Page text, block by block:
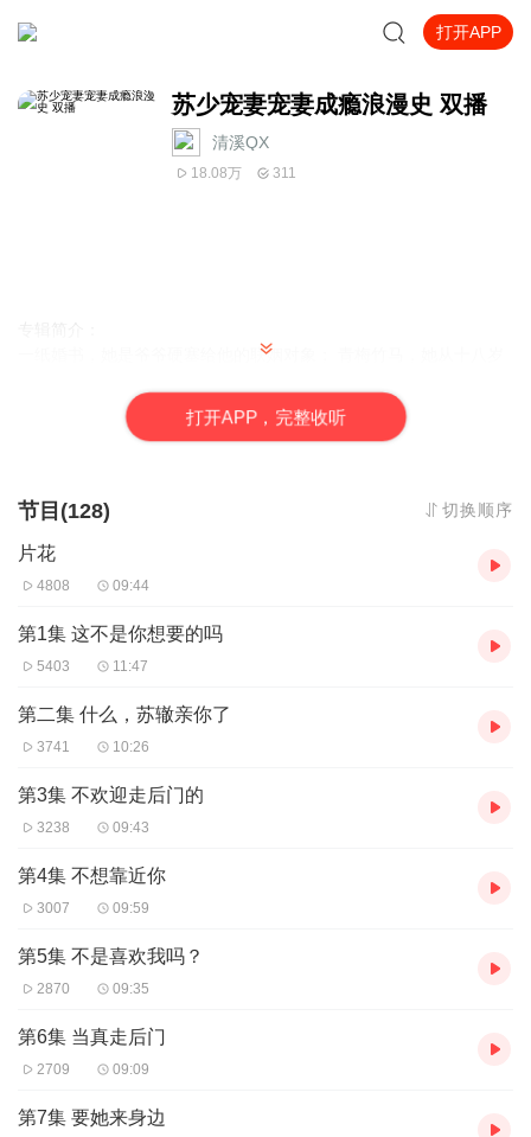
打开APP
苏少宠妻宠妻成瘾浪漫史 双播
清溪QX
18.08万 311
一纸婚书，她是爷爷硬塞给他的联姻对象； 青梅竹马，她从十八岁
错你了，什么时候你也变成木偶，任他们摆布！” 四目相对，她没勇
气说出她的爱意。 夜深人静时，他闯进她的房间，吻上了她的
手，不让她逃跑。 “沐楚楚，你当初招惹了我！做我苏辙的女人，难
道你还跑的了吗？”
打开APP，完整收听
节目(128) 切换顺序
片花
4808 09:44
第1集 这不是你想要的吗
5403 11:47
第二集 什么，苏辙亲你了
3741 10:26
第3集 不欢迎走后门的
3238 09:43
第4集 不想靠近你
3007 09:59
第5集 不是喜欢我吗？
2870 09:35
第6集 当真走后门
2709 09:09
第7集 要她来身边